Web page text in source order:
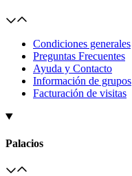
Condiciones generales
Preguntas Frecuentes
Ayuda y Contacto
Información de grupos
Facturación de visitas
Palacios